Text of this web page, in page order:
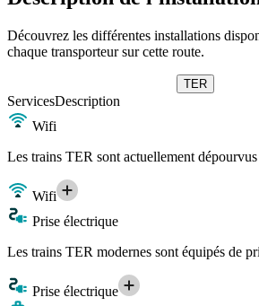
Découvrez les différentes installations
chaque transporteur sur cette route.
TER
ServicesDescription
Wifi
Les trains TER sont actuellement
Wifi
Prise électrique
Les trains TER modernes sont équipés de
Prise électrique